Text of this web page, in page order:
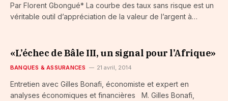
Par Florent Gbongué* La courbe des taux sans risque est un
véritable outil d’appréciation de la valeur de l’argent à…
«L’échec de Bâle III, un signal pour l’Afrique»
BANQUES & ASSURANCES 21 avril, 2014
Entretien avec Gilles Bonafi, économiste et expert en
analyses économiques et financières M. Gilles Bonafi,